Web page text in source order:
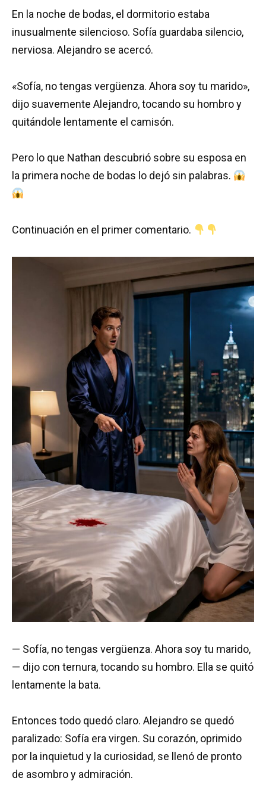
En la noche de bodas, el dormitorio estaba
inusualmente silencioso. Sofía guardaba silencio,
nerviosa. Alejandro se acercó.
«Sofía, no tengas vergüenza. Ahora soy tu marido»,
dijo suavemente Alejandro, tocando su hombro y
quitándole lentamente el camisón.
Pero lo que Nathan descubrió sobre su esposa en
la primera noche de bodas lo dejó sin palabras.
Continuación en el primer comentario.
— Sofía, no tengas vergüenza. Ahora soy tu marido,
— dijo con ternura, tocando su hombro. Ella se quitó
lentamente la bata.
Entonces todo quedó claro. Alejandro se quedó
paralizado: Sofía era virgen. Su corazón, oprimido
por la inquietud y la curiosidad, se llenó de pronto
de asombro y admiración.